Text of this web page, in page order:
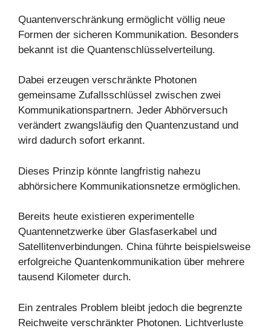
Quantenverschränkung ermöglicht völlig neue
Formen der sicheren Kommunikation. Besonders
bekannt ist die Quantenschlüsselverteilung.
Dabei erzeugen verschränkte Photonen
gemeinsame Zufallsschlüssel zwischen zwei
Kommunikationspartnern. Jeder Abhörversuch
verändert zwangsläufig den Quantenzustand und
wird dadurch sofort erkannt.
Dieses Prinzip könnte langfristig nahezu
abhörsichere Kommunikationsnetze ermöglichen.
Bereits heute existieren experimentelle
Quantennetzwerke über Glasfaserkabel und
Satellitenverbindungen. China führte beispielsweise
erfolgreiche Quantenkommunikation über mehrere
tausend Kilometer durch.
Ein zentrales Problem bleibt jedoch die begrenzte
Reichweite verschränkter Photonen. Lichtverluste